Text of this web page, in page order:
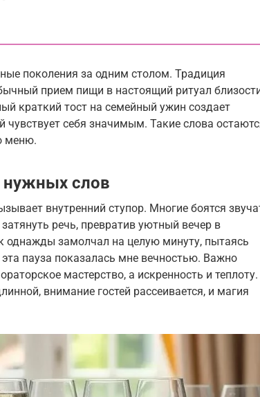
поколения за одним столом. Традиция
прием пищи в настоящий ритуал
краткий тост на семейный ужин создает
себя значимым. Такие слова
меню.
слов
внутренний ступор. Многие боятся
речь, превратив уютный вечер в
замолчал на целую минуту, пытаясь
пауза показалась мне вечностью. Важно
мастерство, а искренность и теплоту.
внимание гостей рассеивается, и магия